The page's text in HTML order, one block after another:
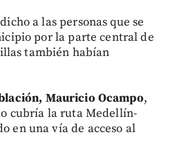
a las personas que se
por la parte central de
también habían
Mauricio Ocampo,
cubría la ruta Medellín-
en una vía de acceso al